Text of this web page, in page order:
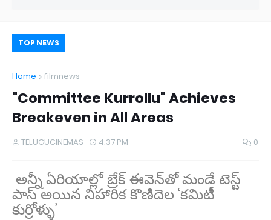
TOP NEWS
Home filmnews
"Committee Kurrollu" Achieves
Breakeven in All Areas
TELUGUCINEMAS 4:37 PM 0
అన్నీ ఏరియాల్లో బ్రేక్ ఈవెన్‌తో మండే టెస్ట్
పాస్ అయిన నిహారిక కొణిదెల ‘కమిటీ
కుర్రోళ్ళు’